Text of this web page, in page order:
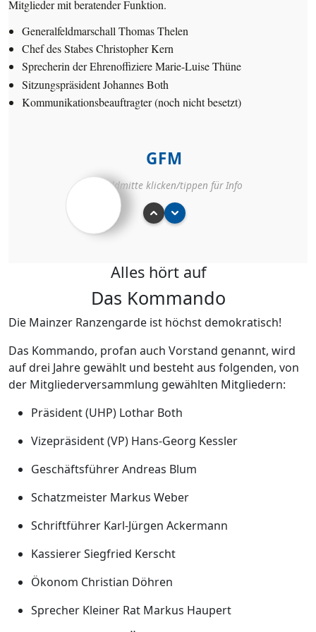
&
2013
IG
Karneval
Mitglieder mit beratender Funktion.
GeneralfeldmarschallThomas Thelen
Chef des StabesChristopher Kern
Sprecherin der EhrenoffiziereMarie-Luise Thüne
SitzungspräsidentJohannes Both
Kommunikationsbeauftragter(noch nicht besetzt)
GFM
Auf Bildmitte klicken/tippen für Info
Alles hört auf
Das Kommando
Die Mainzer Ranzengarde ist höchst demokratisch!
Das Kommando, profan auch Vorstand genannt, wird
auf drei Jahre gewählt und besteht aus folgenden, von
der Mitgliederversammlung gewählten Mitgliedern:
Präsident (UHP) Lothar Both
Vizepräsident (VP) Hans-Georg Kessler
Geschäftsführer Andreas Blum
Schatzmeister Markus Weber
Schriftführer Karl-Jürgen Ackermann
Kassierer Siegfried Kerscht
Ökonom Christian Döhren
Sprecher Kleiner Rat Markus Haupert